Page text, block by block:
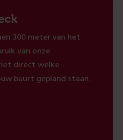
300 meter van het
van onze
direct welke
buurt gepland staan.